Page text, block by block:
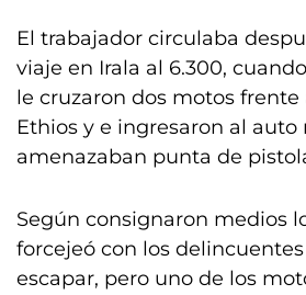
El trabajador circulaba
viaje en Irala al 6.300,
le cruzaron dos motos frente
Ethios y e ingresaron al auto
amenazaban punta de
Según consignaron medios
forcejeó con los
escapar, pero uno de los